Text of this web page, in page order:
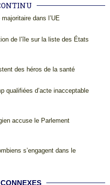
dans l’UE
de l’île sur la liste des États
des héros de la santé
qualifiées d’acte inacceptable
accuse le Parlement
s’engagent dans le